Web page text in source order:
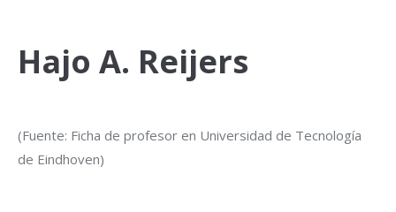
Hajo A. Reijers
(Fuente: Ficha de profesor en Universidad de Tecnología
de Eindhoven)